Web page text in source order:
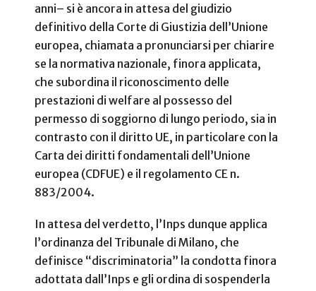
anni– si è ancora in attesa del giudizio
definitivo della Corte di Giustizia dell’Unione
europea, chiamata a pronunciarsi per chiarire
se la normativa nazionale, finora applicata,
che subordina il riconoscimento delle
prestazioni di welfare al possesso del
permesso di soggiorno di lungo periodo, sia in
contrasto con il diritto UE, in particolare con la
Carta dei diritti fondamentali dell’Unione
europea (CDFUE) e il regolamento CE n.
883/2004.
In attesa del verdetto, l’Inps dunque applica
l’ordinanza del Tribunale di Milano, che
definisce “discriminatoria” la condotta finora
adottata dall’Inps e gli ordina di sospenderla